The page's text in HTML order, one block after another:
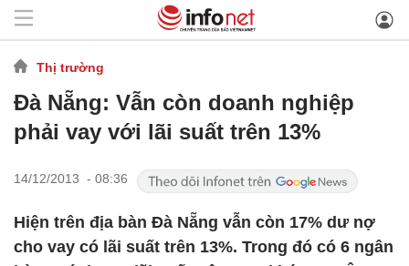
Thị trường
Đà Nẵng: Vẫn còn doanh nghiệp
phải vay với lãi suất trên 13%
14/12/2013 - 08:36
Hiện trên địa bàn Đà Nẵng vẫn còn 17% dư nợ
cho vay có lãi suất trên 13%. Trong đó có 6 ngân